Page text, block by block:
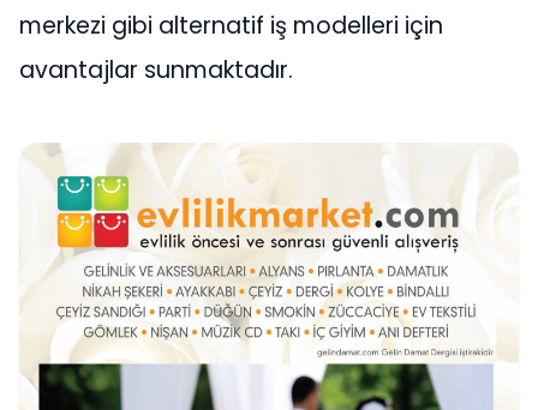
merkezi gibi alternatif iş modelleri için
avantajlar sunmaktadır.